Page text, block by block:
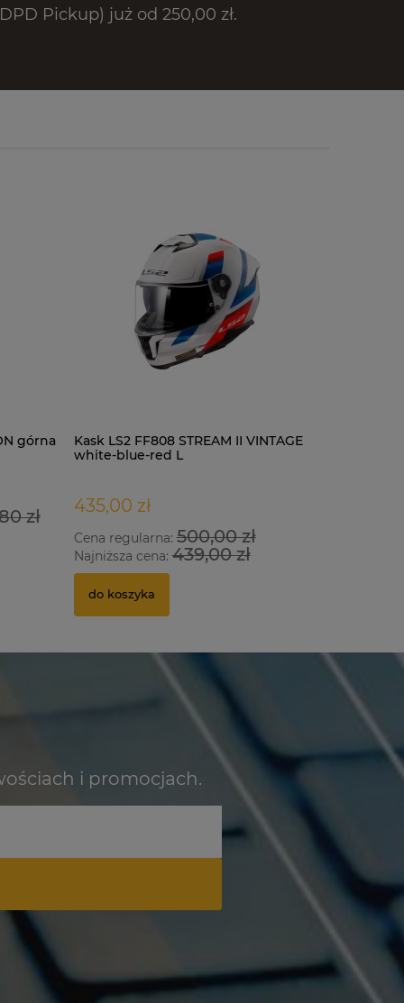
Pickup) już od 250,00 zł.
górna
zł
Kask LS2 FF808 STREAM II VINTAGE
white-blue-red L
435,00 zł
Cena regularna: 500,00 zł
Najniższa cena: 439,00 zł
do koszyka
i promocjach.